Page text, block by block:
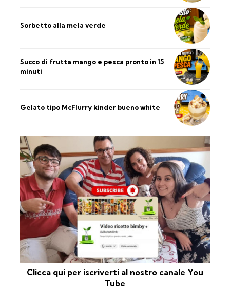
Sorbetto alla mela verde
Succo di frutta mango e pesca pronto in 15
minuti
Gelato tipo McFlurry kinder bueno white
Clicca qui per iscriverti al nostro canale You
Tube